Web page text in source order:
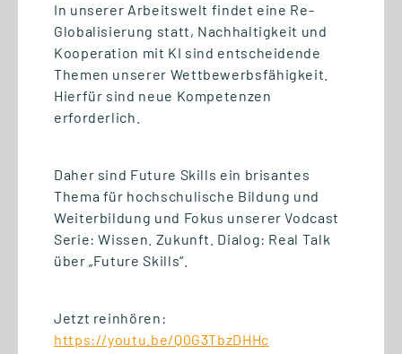
DGWF-Sommerklausurtagung
2026: Wissenschaftliche
Weiterbildung gemeinsam
stärken
In unserer Arbeitswelt findet eine Re-
Globalisierung statt, Nachhaltigkeit und
Kooperation mit KI sind entscheidende
Themen unserer Wettbewerbsfähigkeit.
Hierfür sind neue Kompetenzen
erforderlich.
Daher sind Future Skills ein brisantes
Thema für hochschulische Bildung und
Weiterbildung und Fokus unserer Vodcast
Serie: Wissen. Zukunft. Dialog: Real Talk
über „Future Skills“.
Jetzt reinhören:
https://youtu.be/Q0G3TbzDHHc